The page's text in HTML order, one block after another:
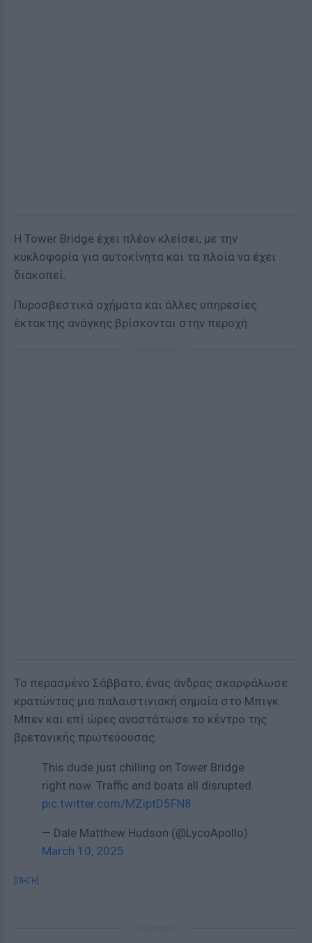
Η Tower Bridge έχει πλέον κλείσει, με την
κυκλοφορία για αυτοκίνητα και τα πλοία να έχει
διακοπεί.
Πυροσβεστικά οχήματα και άλλες υπηρεσίες
έκτακτης ανάγκης βρίσκονται στην περοχή.
To περασμένο Σάββατο, ένας άνδρας σκαρφάλωσε
κρατώντας μια παλαιστινιακή σημαία στο Μπιγκ
Μπεν και επί ώρες αναστάτωσε το κέντρο της
βρετανικής πρωτεύουσας.
This dude just chilling on Tower Bridge
right now. Traffic and boats all disrupted.
pic.twitter.com/MZiptD5FN8
— Dale Matthew Hudson (@LycoApollo)
March 10, 2025
[ΠΗΓΗ]